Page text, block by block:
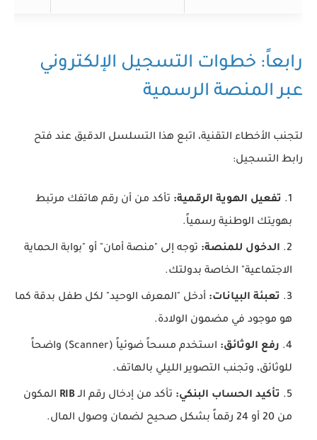
رابعاً: خطوات التسجيل الإلكتروني
عبر المنصة الرسمية
لتجنب الأخطاء التقنية، اتبع هذا التسلسل الدقيق عند فتح
رابط التسجيل:
تفعيل الهوية الرقمية: تأكد من أن رقم هاتفك مرتبط
بهويتك الوطنية رسمياً.
الدخول للمنصة: توجه إلى "منصة أمان" أو "بوابة الحماية
الاجتماعية" الخاصة بدولتك.
تعبئة البيانات: أدخل "المعرف الوحيد" لكل طفل بدقة كما
هو موجود في مضمون الولادة.
رفع الوثائق:
استخدم مسحاً ضوئياً (Scanner) واضحاً
للوثائق، وتجنب التصوير الليلي بالهاتف.
تأكيد الحساب البنكي: تأكد من إدخال رقم الـRIB المكون
من 20 أو 24 رقماً بشكل صحيح لضمان وصول المال.